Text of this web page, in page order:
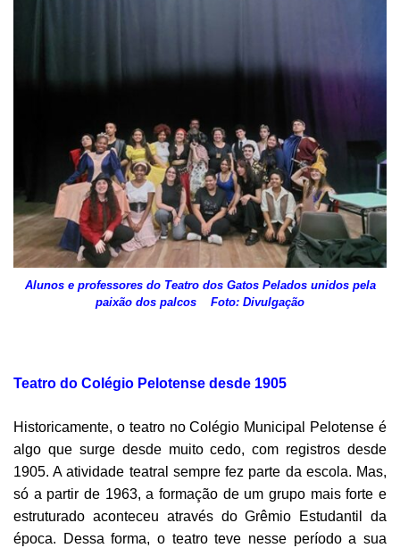
Alunos e professores do Teatro dos Gatos Pelados unidos pela
paixão dos palcos Foto: Divulgação
Teatro do Colégio Pelotense desde 1905
Historicamente, o teatro no Colégio Municipal Pelotense é
algo que surge desde muito cedo, com registros desde
1905. A atividade teatral sempre fez parte da escola. Mas,
só a partir de 1963, a formação de um grupo mais forte e
estruturado aconteceu através do Grêmio Estudantil da
época. Dessa forma, o teatro teve nesse período a sua